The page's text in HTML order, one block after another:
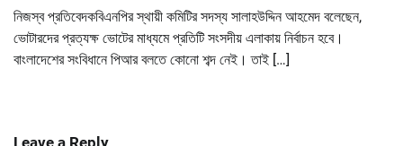
নিজস্ব প্রতিবেদকবিএনপির স্থায়ী কমিটির সদস্য সালাহউদ্দিন আহমেদ বলেছেন,
ভোটারদের প্রত্যক্ষ ভোটের মাধ্যমে প্রতিটি সংসদীয় এলাকায় নির্বাচন হবে।
বাংলাদেশের সংবিধানে পিআর বলতে কোনো শব্দ নেই। তাই […]